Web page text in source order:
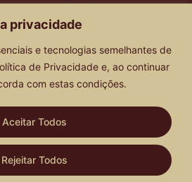
privacidade
e tecnologias semelhantes de
de Privacidade e, ao continuar
com estas condições.
Rejeitar Todos
Aceitar Todos
Compra segura!